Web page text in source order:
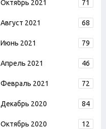
Октябрь 2021 71
Август 2021 68
Июнь 2021 79
Апрель 2021 46
Февраль 2021 72
Декабрь 2020 84
Октябрь 2020 12